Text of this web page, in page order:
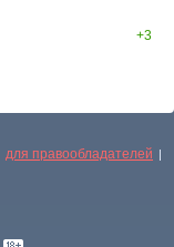
+3
для правообладателей |